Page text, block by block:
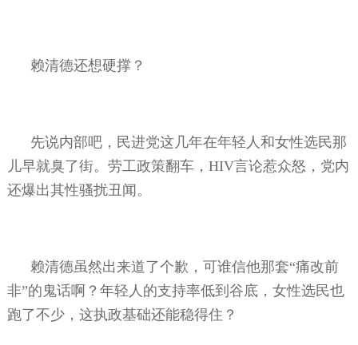
赖清德还想硬撑？
先说内部吧，民进党这几年在年轻人和女性选民那
儿早就臭了街。劳工政策翻车， HIV言论惹众怒，党内
还爆出其性骚扰丑闻。
赖清德虽然出来道了个歉，可谁信他那套“痛改前
非”的鬼话啊？年轻人的支持率低到谷底，女性选民也
跑了不少，这执政基础还能稳得住？